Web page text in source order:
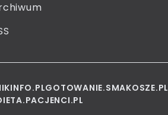
Dziecko
Moda
GOTOWANIE.SMAKOSZE.PL